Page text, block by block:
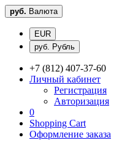
руб. Валюта
EUR
руб. Рубль
+7 (812) 407-37-60
Личный кабинет
Регистрация
Авторизация
0
Shopping Cart
Оформление заказа